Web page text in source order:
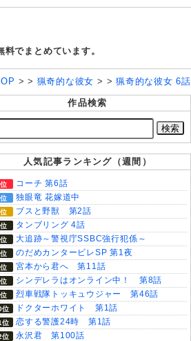
でまとめています。
> > 猟奇的な彼女 > >猟奇的な彼女 6話
作品検索
人気記事ランキング（週間）
コーチ 第6話
独眼竜 花嫁道中
ブスと野獣 第2話
タンブリング 4話
大追跡～警視庁SSBC強行犯係～
のだめカンタービレSP 第1夜
宮本から君へ 第11話
シンデレラはオンライン中！ 第8話
烈車戦隊トッキュウジャー 第46話
ドクターホワイト 第1話
恋する警護24時 第1話
永沢君 第100話